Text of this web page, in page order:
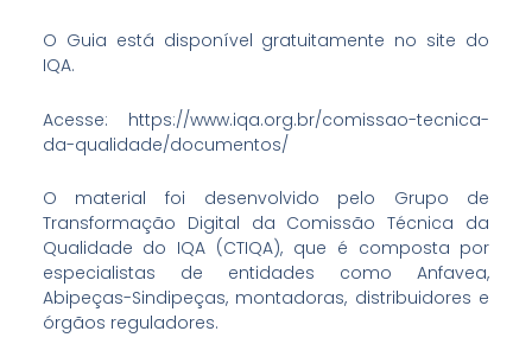
O Guia está disponível gratuitamente no site do
IQA.
Acesse: https://www.iqa.org.br/comissao-tecnica-
da-qualidade/documentos/
O material foi desenvolvido pelo Grupo de
Transformação Digital da Comissão Técnica da
Qualidade do IQA (CTIQA), que é composta por
especialistas de entidades como Anfavea,
Abipeças-Sindipeças, montadoras, distribuidores e
órgãos reguladores.